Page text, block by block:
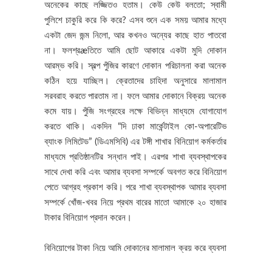
অনেকের কাছে লজ্জিতও হতাম। কেউ কেউ বলতো; স্বামী
পুলিশে চাকুরি করে কি করে? এসব শুনে এক সময় আমার মধ্যে
একটা জেদ জন্ম নিলো, আর কখনও অন্যের কাছে হাত পাতবো
না। ফলশ্রæতিতে আমি ছোট আকারে একটা মুদি দোকান
আরম্ভ করি। স্বল্প পুঁজির কারণে দোকান পরিচালনা করা অনেক
কঠিন হয়ে যাচ্ছিল। ক্রেতাদের চাহিদা অনুসারে মালামাল
সরবরাহ করতে পারতাম না। ফলে আমার দোকানে বিক্রয় অনেক
কমে যায়। পুঁজি সংগ্রহের লক্ষে বিভিন্ন মাধ্যমে যোগাযোগ
করতে থাকি। একদিন “দি ঢাকা মার্কেন্টাইল কো-অপারেটিভ
ব্যাংক লিমিটেড” (ডিএমসিবি) এর টঙ্গী শাখার বিনিয়োগ কর্মকর্তার
মাধ্যমে প্রতিষ্ঠানটির সন্ধান পাই। এরপর শাখা ব্যবস্থাপকের
সাথে দেখা করি এবং আমার ব্যবসা সম্পর্কে অবগত করে বিনিয়োগ
পেতে আগ্রহ প্রকাশ করি। পরে শাখা ব্যবস্থাপক আমার ব্যবসা
সম্পর্কে খোঁজ-খবর নিয়ে প্রথম বারের মাতো আমাকে ২০ হাজার
টাকার বিনিয়োগ প্রদান করেন।
বিনিয়োগের টাকা নিয়ে আমি দোকানের মালামাল ক্রয় করে ব্যবসা